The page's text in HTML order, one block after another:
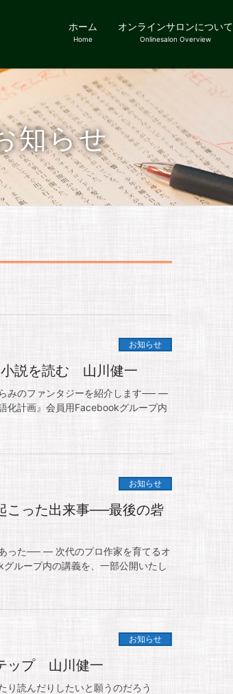
ホーム
Home
オンラインサロンについて
Onlinesalon Overview
知らせ
お知らせ
小説を読む 山川健一
みのファンタジーを紹介します── —
化計画』会員用Facebookグループ内
お知らせ
こった出来事──最後の砦
った── — 次代のプロ作家を育てるオ
ループ内の講義を、一部公開いたし
お知らせ
ップ 山川健一
り読んだりしたいと願うのだろう